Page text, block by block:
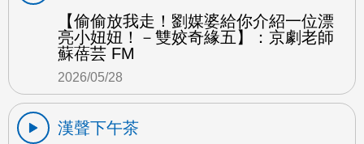
【偷偷放我走！劉媒婆給你介紹一位漂
亮小妞妞！－雙姣奇緣五】：京劇老師
蘇蓓芸 FM
2026/05/28
漢聲下午茶